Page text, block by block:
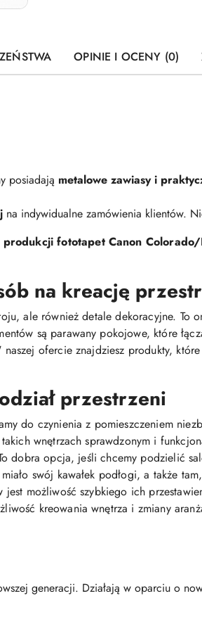
OPINIE I OCENY (0)
posiadają metalowe zawiasy i
na indywidualne zamówienia klientów.
fototapet Canon
na kreację
ale również detale dekoracyjne. To
są parawany pokojowe, które
ofercie znajdziesz produkty,
przestrzeni
do czynienia z pomieszczeniem
wnętrzach sprawdzonym i
dobra opcja, jeśli chcemy podzielić
swój kawałek podłogi, a także
możliwość szybkiego ich
kreowania wnętrza i zmiany
generacji. Działają w oparciu o